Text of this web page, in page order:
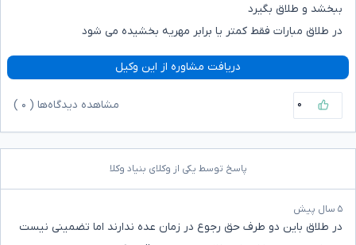
ببخشد و طلاق بگیرد
در طلاق مبارات فقط کمتر یا برابر مهریه بخشیده می شود
دریافت مشاوره از این وکیل
۰ مشاهده دیدگاه‌ها ( ۰
پاسخ توسط یکی از وکلای بنیاد وکلا
۵ سال پیش
در طلاق باین دو طرف حق رجوع در زمان عده ندارند اما تضمینی نیست